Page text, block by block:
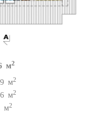
м2
м2
м2
м2